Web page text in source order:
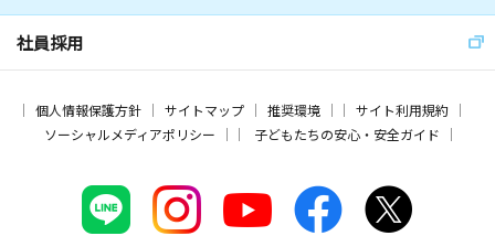
社員採用
個人情報保護方針 サイトマップ 推奨環境
サイト利用規約
ソーシャルメディアポリシー
子どもたちの安心・安全ガイド